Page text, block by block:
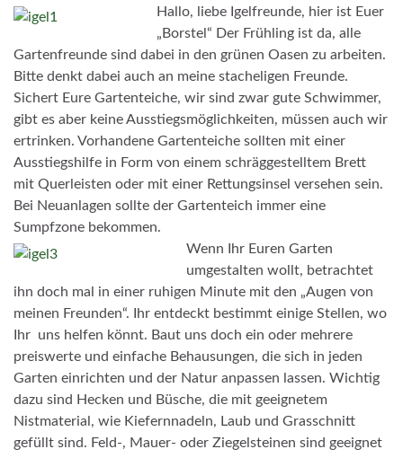
Hallo, liebe Igelfreunde, hier ist Euer
„Borstel“ Der Frühling ist da, alle
Gartenfreunde sind dabei in den grünen Oasen zu arbeiten.
Bitte denkt dabei auch an meine stacheligen Freunde.
Sichert Eure Gartenteiche, wir sind zwar gute Schwimmer,
gibt es aber keine Ausstiegsmöglichkeiten, müssen auch wir
ertrinken. Vorhandene Gartenteiche sollten mit einer
Ausstiegshilfe in Form von einem schräggestelltem Brett
mit Querleisten oder mit einer Rettungsinsel versehen sein.
Bei Neuanlagen sollte der Gartenteich immer eine
Sumpfzone bekommen.
Wenn Ihr Euren Garten
umgestalten wollt, betrachtet
ihn doch mal in einer ruhigen Minute mit den „Augen von
meinen Freunden“. Ihr entdeckt bestimmt einige Stellen, wo
Ihr uns helfen könnt. Baut uns doch ein oder mehrere
preiswerte und einfache Behausungen, die sich in jeden
Garten einrichten und der Natur anpassen lassen. Wichtig
dazu sind Hecken und Büsche, die mit geeignetem
Nistmaterial, wie Kiefernnadeln, Laub und Grasschnitt
gefüllt sind. Feld-, Mauer- oder Ziegelsteinen sind geeignet